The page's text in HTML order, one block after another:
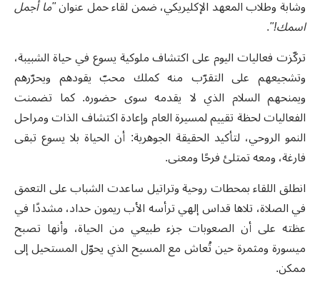
وشابة وطلاب المعهد الإكليريكي، ضمن لقاء حمل عنوان"ما أجمل
اسمك!".
تركّزت فعاليات اليوم على اكتشاف ملوكية يسوع في حياة الشبيبة،
وتشجيعهم على التقرّب منه كملك محبّ يقودهم ويحرّرهم
ويمنحهم السلام الذي لا يقدمه سوى حضوره. كما تضمنت
الفعاليات لحظة تقييم لمسيرة العام وإعادة اكتشاف الذات ومراحل
النمو الروحي، لتأكيد الحقيقة الجوهرية: أن الحياة بلا يسوع تبقى
فارغة، ومعه تمتلئ فرحًا ومعنى.
انطلق اللقاء بمحطات روحية وتراتيل ساعدت الشباب على التعمق
في الصلاة، تلاها قداس إلهي ترأسه الأب ريمون حداد، مشددًا في
عظته على أن الصعوبات جزء طبيعي من الحياة، وأنها تصبح
ميسورة ومثمرة حين تُعاش مع المسيح الذي يحوّل المستحيل إلى
ممكن.